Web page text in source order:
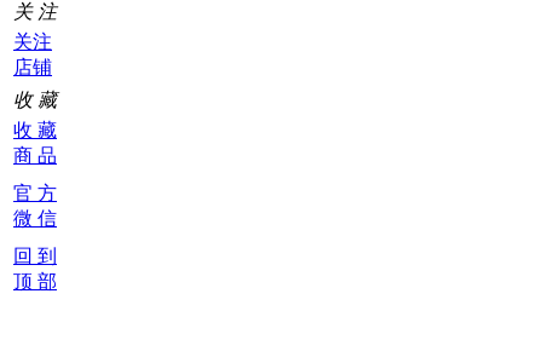
关 注
关注
店铺
收 藏
收 藏
商 品
官 方
微 信
回 到
顶 部